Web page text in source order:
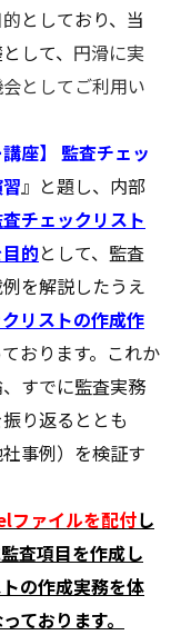
としており、当
して、 円滑に実
としてご利用い
座】 監査チェッ
』と題し、内部
チェックリスト
的として、監査
を解説したうえ
リストの作成作
おります。これか
すでに監査実務
り返るととも
事例）を検証す
ファイルを配付し
査項目を作成し
の作成実務を体
ております。